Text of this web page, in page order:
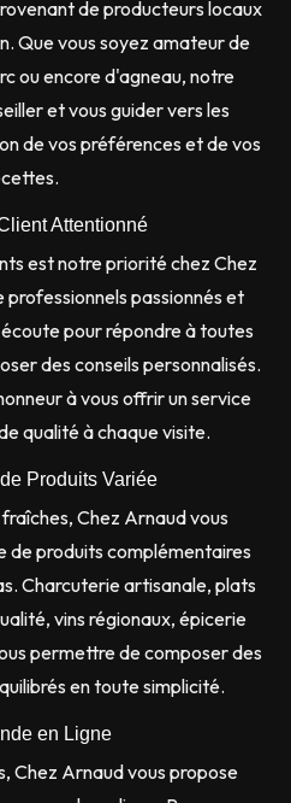
de producteurs locaux
Que vous soyez amateur de
ou encore d'agneau, notre
et vous guider vers les
de vos préférences et de vos
Attentionné
est notre priorité chez Chez
passionnés et
pour répondre à toutes
des conseils personnalisés.
à vous offrir un service
qualité à chaque visite.
Produits Variée
Chez Arnaud vous
de produits complémentaires
Charcuterie artisanale, plats
vins régionaux, épicerie
permettre de composer des
en toute simplicité.
en Ligne
Chez Arnaud vous propose